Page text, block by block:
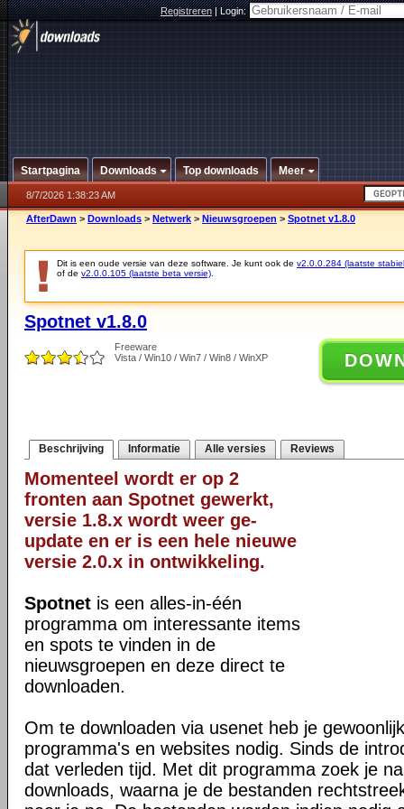
Registreren|Login:
Startpagina Downloads Top downloads Meer
8/7/2026 1:38:23 AM
AfterDawn > Downloads > Netwerk > Nieuwsgroepen > Spotnet v1.8.0
Dit is een oude versie van deze software. Je kunt ook de v2.0.0.284 (laatste
of de v2.0.0.105 (laatste beta versie)
Spotnet v1.8.0
Freeware
Vista / Win10 / Win7 / Win8 / WinXP
Beschrijving Informatie Alle versies Reviews
Momenteel wordt er op 2
fronten aan Spotnet gewerkt,
versie 1.8.x wordt weer ge-
update en er is een hele nieuwe
versie 2.0.x in ontwikkeling.
Spotnet is een alles-in-één
programma om interessante items
en spots te vinden in de
nieuwsgroepen en deze direct te
downloaden.
Om te downloaden via usenet heb je
programma's en websites nodig. Sinds de
dat verleden tijd. Met dit programma zoek je
downloads, waarna je de bestanden